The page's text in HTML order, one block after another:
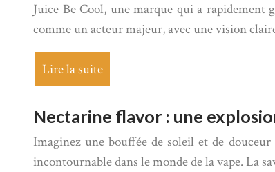
Juice Be Cool, une marque qui a rapidement
comme un acteur majeur, avec une vision
Lire la suite
Nectarine flavor : une
Imaginez une bouffée de soleil et de
incontournable dans le monde de la vape. La